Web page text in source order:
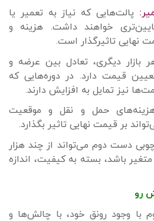
پالت‌هایی که نیاز به تعمیر یا
خواهند داشت. هزینه و
نهایی تاثیرگذار است.
بازار دیگری، تعادل بین عرضه و
قیمت دارد. در دوره‌هایی که
نیز تمایل به افزایش دارند.
حمل و نقل و موقعیت
بر قیمت نهایی تاثیر بگذارد.
دست دوم می‌تواند از چند هزار
باشد، بسته به کیفیت، اندازه
رو
با وجود رونق خود، با چالش‌ها و